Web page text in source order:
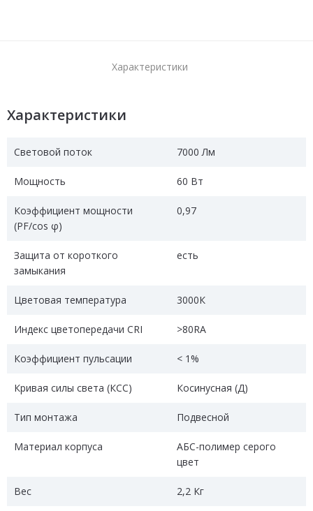
Характеристики
Характеристики
Световой поток 7000 Лм
Мощность 60 Вт
Коэффициент мощности
(PF/cos φ)
0,97
Защита от короткого
замыкания
есть
Цветовая температура 3000К
Индекс цветопередачи CRI >80RA
Коэффициент пульсации < 1%
Кривая силы света (КСС) Косинусная (Д)
Тип монтажа Подвесной
Материал корпуса
АБС-полимер серого
цвет
Вес 2,2 Кг